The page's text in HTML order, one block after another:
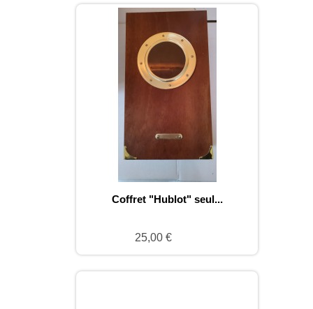
Coffret "Hublot" seul...
25,00 €